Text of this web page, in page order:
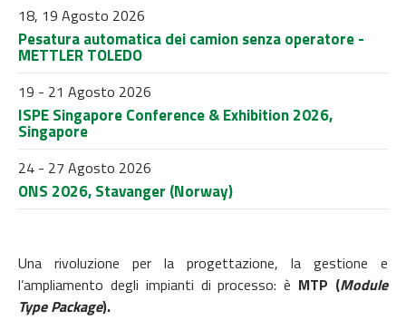
18, 19 Agosto 2026
Pesatura automatica dei camion senza operatore -
METTLER TOLEDO
19 - 21 Agosto 2026
ISPE Singapore Conference & Exhibition 2026,
Singapore
24 - 27 Agosto 2026
ONS 2026, Stavanger (Norway)
Una rivoluzione per la progettazione, la gestione e
l’ampliamento degli impianti di processo: è MTP (Module
Type Package).